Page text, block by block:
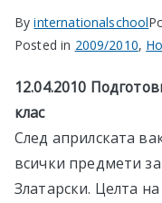
Byinternationalschool
Posted in 2009/2010,
12.04.2010
клас
След априлската
всички предмети
Златарски. Целта